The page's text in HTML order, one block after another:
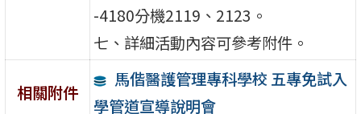
-4180分機2119、2123。
七、詳細活動內容可參考附件。
相關附件
馬偕醫護管理專科學校 五專免試入
學管道宣導說明會